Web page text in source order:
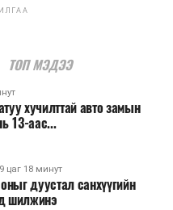
нийтийн тээвэрт
дэмжиж, шугам болон
үйлчилгээ, орон
боломжтой. Үүний
жижиг, дунд
үл хөдлөх
эдийн засгийн эерэг
байна.
ТОП МЭДЭЭ
хучилттай авто замын
13-аас...
цаг 18 минут
дуустал санхүүгийн
шилжинэ